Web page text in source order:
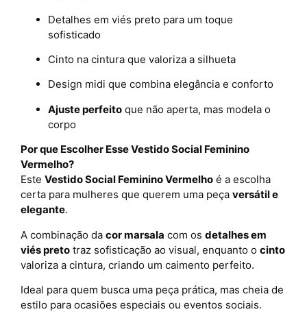
Detalhes em viés preto para um toque
sofisticado
Cinto na cintura que valoriza a silhueta
Design midi que combina elegância e conforto
Ajuste perfeito que não aperta, mas modela o
corpo
Por que Escolher EsseVestido Social Feminino
Vermelho?
Este Vestido Social Feminino Vermelho é a escolha
certa para mulheres que querem uma peça versátil e
elegante.
A combinação da cor marsala com os detalhes em
viés preto traz sofisticação ao visual, enquanto o cinto
valoriza a cintura, criando um caimento perfeito.
Ideal para quem busca uma peça prática, mas cheia de
estilo para ocasiões especiais ou eventos sociais.